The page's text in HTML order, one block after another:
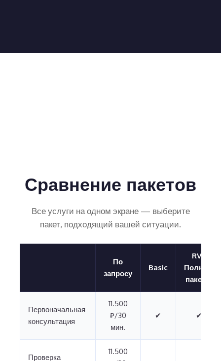
Сравнение пакетов
Все услуги на одном экране — выберите
пакет, подходящий вашей ситуации.
По
запросу
Basic
RVP
Полный
пакет ⭐
Первоначальная
консультация
11.500
₽/30
мин.
✔ ✔
Проверка
11.500